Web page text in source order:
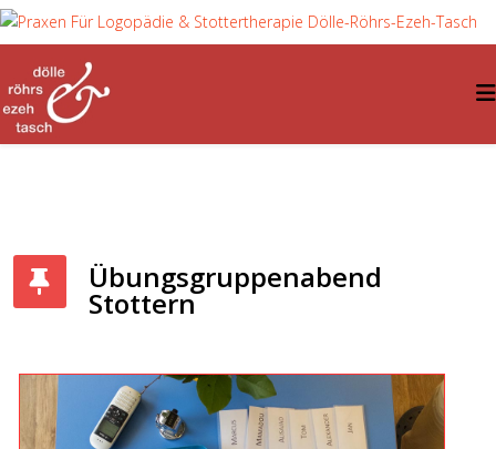
Übungsgruppenabend
Stottern